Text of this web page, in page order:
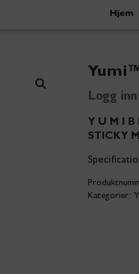
Hjem
Logg inn
Y U M I B
STICKY
Kategorier: